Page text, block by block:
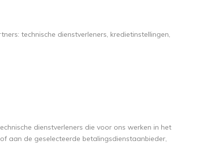
technische dienstverleners, kredietinstellingen,
dienstverleners die voor ons werken in het
aan de geselecteerde betalingsdienstaanbieder,